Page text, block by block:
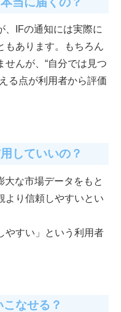
、IFの通知には実際に
もあります。もちろん
んが、“自分では見つ
る点が利用者から評価
していいの？
大な市場データをもと
より信頼しやすいとい
やすい」という利用者
なせる？